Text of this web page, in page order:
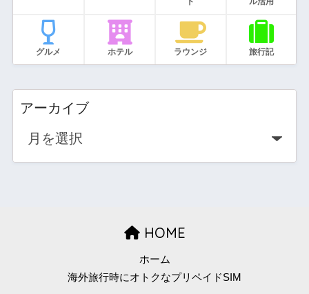
グルメ ホテル ラウンジ 旅行記
アーカイブ
HOME
ホーム
海外旅行時にオトクなプリペイドSIM